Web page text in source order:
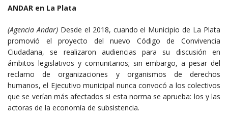
ANDAR en La Plata
(Agencia Andar) Desde el 2018, cuando el Municipio de La Plata
promovió el proyecto del nuevo Código de Convivencia
Ciudadana, se realizaron audiencias para su discusión en
ámbitos legislativos y comunitarios; sin embargo, a pesar del
reclamo de organizaciones y organismos de derechos
humanos, el Ejecutivo municipal nunca convocó a los colectivos
que se verían más afectados si esta norma se aprueba: los y las
actoras de la economía de subsistencia.